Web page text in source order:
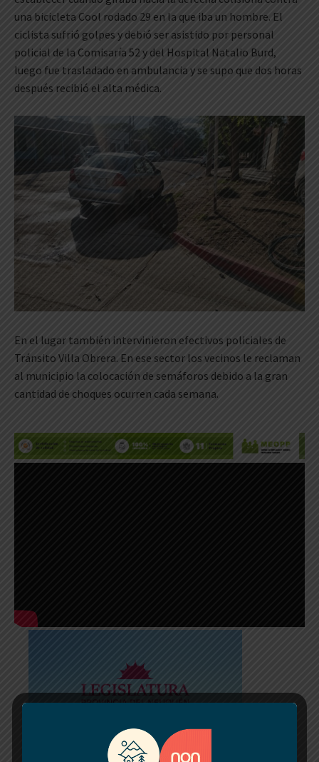
una bicicleta Cool rodado 29 en la que iba un hombre. El
ciclista sufrió golpes y debió ser asistido por personal
policial de la Comisaría 52 y del Hospital Natalio Burd,
luego fue trasladado en ambulancia y se supo que dos horas
después recibió el alta médica.
En el lugar también intervinieron efectivos policiales de
Tránsito Villa Obrera. En ese sector los vecinos le reclaman
al municipio la colocación de semáforos debido a la gran
cantidad de choques ocurren cada semana.